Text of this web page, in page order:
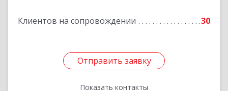
Клиентов на сопровождении 30
Отправить заявку
Показать контакты
Подробнее
Отправить заявку
Назад